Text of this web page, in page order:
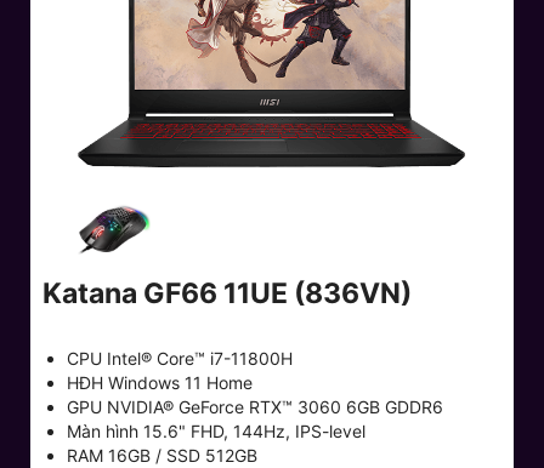
Katana GF66 11UE (836VN)
CPU Intel® Core™ i7-11800H
HĐH Windows 11 Home
GPU NVIDIA® GeForce RTX™ 3060 6GB GDDR6
Màn hình 15.6" FHD, 144Hz, IPS-level
RAM 16GB / SSD 512GB